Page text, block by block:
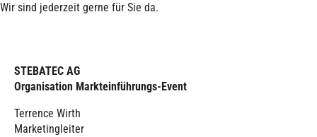
Wir sind jederzeit gerne für Sie da.
STEBATEC AG
Organisation Markteinführungs-Event
Terrence Wirth
Marketingleiter